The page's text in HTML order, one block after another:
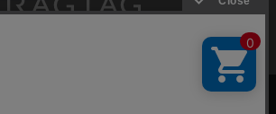
ランドのユーズド・セレクトショップ